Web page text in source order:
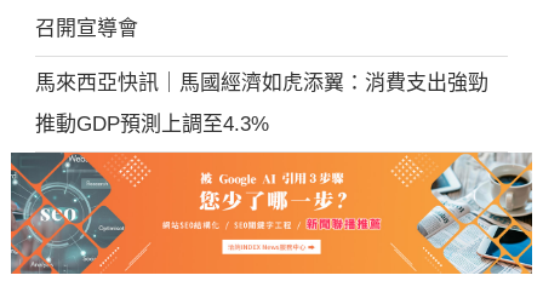
召開宣導會
馬來西亞快訊｜馬國經濟如虎添翼：消費支出強勁
推動GDP預測上調至4.3%